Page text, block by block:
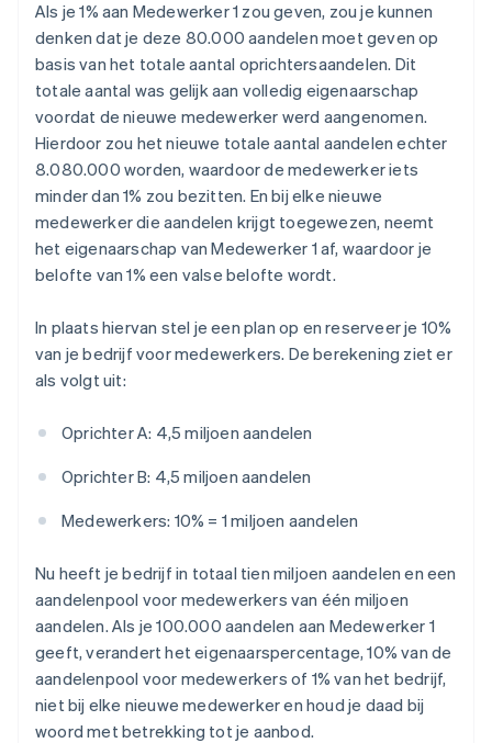
Als je 1% aan Medewerker 1 zou geven, zou je kunnen
denken dat je deze 80.000 aandelen moet geven op
basis van het totale aantal oprichtersaandelen. Dit
totale aantal was gelijk aan volledig eigenaarschap
voordat de nieuwe medewerker werd aangenomen.
Hierdoor zou het nieuwe totale aantal aandelen echter
8.080.000 worden, waardoor de medewerker iets
minder dan 1% zou bezitten. En bij elke nieuwe
medewerker die aandelen krijgt toegewezen, neemt
het eigenaarschap van Medewerker 1 af, waardoor je
belofte van 1% een valse belofte wordt.
In plaats hiervan stel je een plan op en reserveer je 10%
van je bedrijf voor medewerkers. De berekening ziet er
als volgt uit:
Oprichter A: 4,5 miljoen aandelen
Oprichter B: 4,5 miljoen aandelen
Medewerkers: 10% = 1 miljoen aandelen
Nu heeft je bedrijf in totaal tien miljoen aandelen en een
aandelenpool voor medewerkers van één miljoen
aandelen. Als je 100.000 aandelen aan Medewerker 1
geeft, verandert het eigenaarspercentage, 10% van de
aandelenpool voor medewerkers of 1% van het bedrijf,
niet bij elke nieuwe medewerker en houd je daad bij
woord met betrekking tot je aanbod.